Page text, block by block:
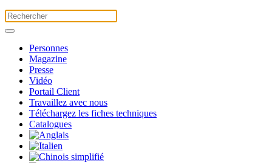
Personnes
Magazine
Presse
Vidéo
Portail Client
Travaillez avec nous
Téléchargez les fiches techniques
Catalogues